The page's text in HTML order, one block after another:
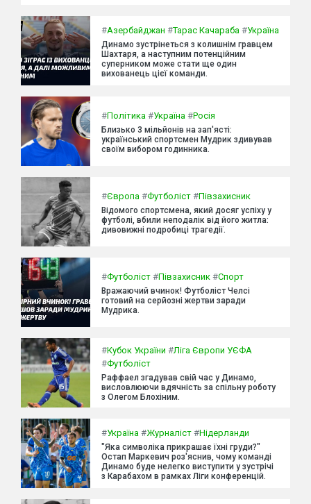
#Азербайджан #Тарас Качараба #Україна
Динамо зустрінеться з колишнім гравцем
Шахтаря, а наступним потенційним
суперником може стати ще один
вихованець цієї команди.
#Політика #Україна #Росія
Близько 3 мільйонів на зап'ясті:
український спортсмен Мудрик здивував
своїм вибором годинника.
#Європа #Футболіст #Півзахисник
Відомого спортсмена, який досяг успіху у
футболі, вбили неподалік від його житла:
дивовижні подробиці трагедії.
#Футболіст #Півзахисник #Спорт
Вражаючий вчинок! Футболіст Челсі
готовий на серйозні жертви заради
Мудрика.
#Кубок України #Ліга Європи УЄФА
#Футболіст
Раффаел згадував свій час у Динамо,
висловлюючи вдячність за спільну роботу
з Олегом Блохіним.
#Україна #Журналіст #Нідерланди
"Яка символіка прикрашає їхні груди?"
Остап Маркевич роз'яснив, чому команді
Динамо буде нелегко виступити у зустрічі
з Карабахом в рамках Ліги конференцій.